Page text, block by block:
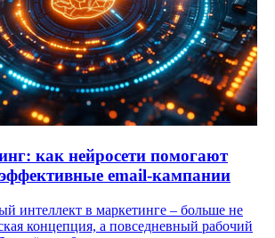
как нейросети помогают
эффективные email-кампании
интеллект в маркетинге – больше не
концепция, а повседневный рабочий